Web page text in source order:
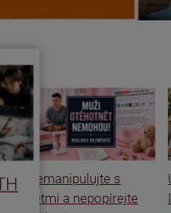
Nemanipulujte s
dětmi a nepopírejte